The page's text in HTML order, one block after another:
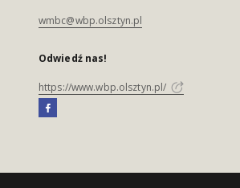
wmbc@wbp.olsztyn.pl
Odwiedź nas!
https://www.wbp.olsztyn.pl/